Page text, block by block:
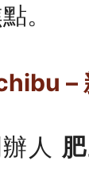
。
–
人